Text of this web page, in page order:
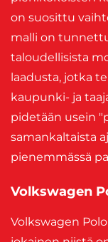
on suosittu
malli on
taloudellisista
laadusta, jotka
kaupunki- ja
pidetään usein
samankaltaista
pienemmässä
Volkswagen
Volkswagen